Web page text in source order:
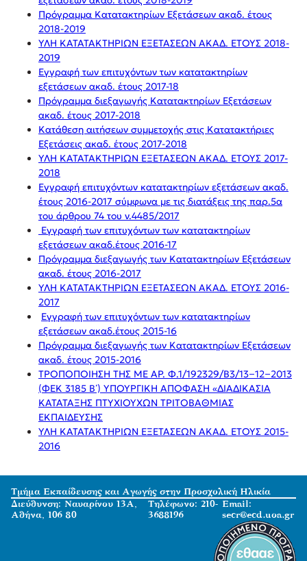
Πρόγραμμα Κατατακτηρίων Εξετάσεων ακαδ. έτους
2018-2019
ΥΛΗ ΚΑΤΑΤΑΚΤΗΡΙΩΝ ΕΞΕΤΑΣΕΩΝ ΑΚΑΔ. ΕΤΟΥΣ 2018-
2019
Εγγραφή των επιτυχόντων των κατατακτηρίων
εξετάσεων ακαδ. έτους 2017-18
Πρόγραμμα διεξαγωγής Κατατακτηρίων Εξετάσεων
ακαδ. έτους 2017-2018
Κατάθεση αιτήσεων συμμετοχής στις Κατατακτήριες
Εξετάσεις ακαδ. έτους 2017-2018
ΥΛΗ ΚΑΤΑΤΑΚΤΗΡΙΩΝ ΕΞΕΤΑΣΕΩΝ ΑΚΑΔ. ΕΤΟΥΣ 2017-
2018
Εγγραφή επιτυχόντων κατατακτηρίων εξετάσεων ακαδ.
έτους 2016-2017 σύμφωνα με τις διατάξεις της παρ.5α
του άρθρου 74 του ν.4485/2017
Εγγραφή των επιτυχόντων των κατατακτηρίων
εξετάσεων ακαδ.έτους 2016-17
Πρόγραμμα διεξαγωγής των Κατατακτηρίων Εξετάσεων
ακαδ. έτους 2016-2017
ΥΛΗ ΚΑΤΑΤΑΚΤΗΡΙΩΝ ΕΞΕΤΑΣΕΩΝ ΑΚΑΔ. ΕΤΟΥΣ 2016-
2017
Εγγραφή των επιτυχόντων των κατατακτηρίων
εξετάσεων ακαδ.έτους 2015-16
Πρόγραμμα διεξαγωγής των Κατατακτηρίων Εξετάσεων
ακαδ. έτους 2015-2016
ΤΡΟΠΟΠΟΙΗΣΗ ΤΗΣ ΜΕ ΑΡ. Φ.1/192329/Β3/13−12−2013
(ΦΕΚ 3185 Β΄) ΥΠΟΥΡΓΙΚΗ ΑΠΟΦΑΣΗ «ΔΙΑΔΙΚΑΣΙΑ
ΚΑΤΑΤΑΞΗΣ ΠΤΥΧΙΟΥΧΩΝ ΤΡΙΤΟΒΑΘΜΙΑΣ
ΕΚΠΑΙΔΕΥΣΗΣ
ΥΛΗ ΚΑΤΑΤΑΚΤΗΡΙΩΝ ΕΞΕΤΑΣΕΩΝ ΑΚΑΔ. ΕΤΟΥΣ 2015-
2016
Τμήμα Εκπαίδευσης και Αγωγής στην Προσχολική Ηλικία
Διεύθυνση: Ναυαρίνου 13Α,
Αθήνα, 106 80
Τηλέφωνο: 210-
3688196
Email:
secr@ecd.uoa.gr